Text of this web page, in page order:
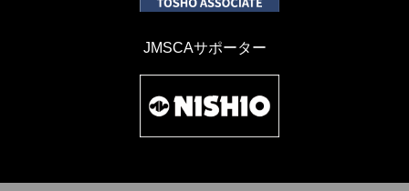
JMSCAサポーター